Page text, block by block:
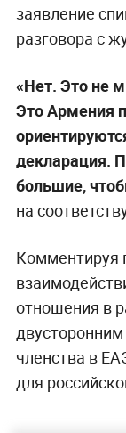
заявление
разговора с
«Нет. Это не
Это Армения
декларация.
большие,
на
Комментируя
отношения в
членства в
для